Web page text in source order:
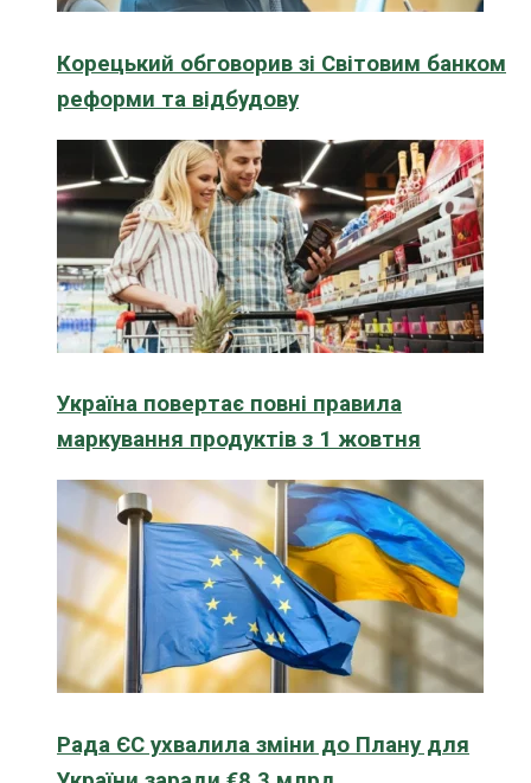
Корецький обговорив зі Світовим банком
реформи та відбудову
Україна повертає повні правила
маркування продуктів з 1 жовтня
Рада ЄС ухвалила зміни до Плану для